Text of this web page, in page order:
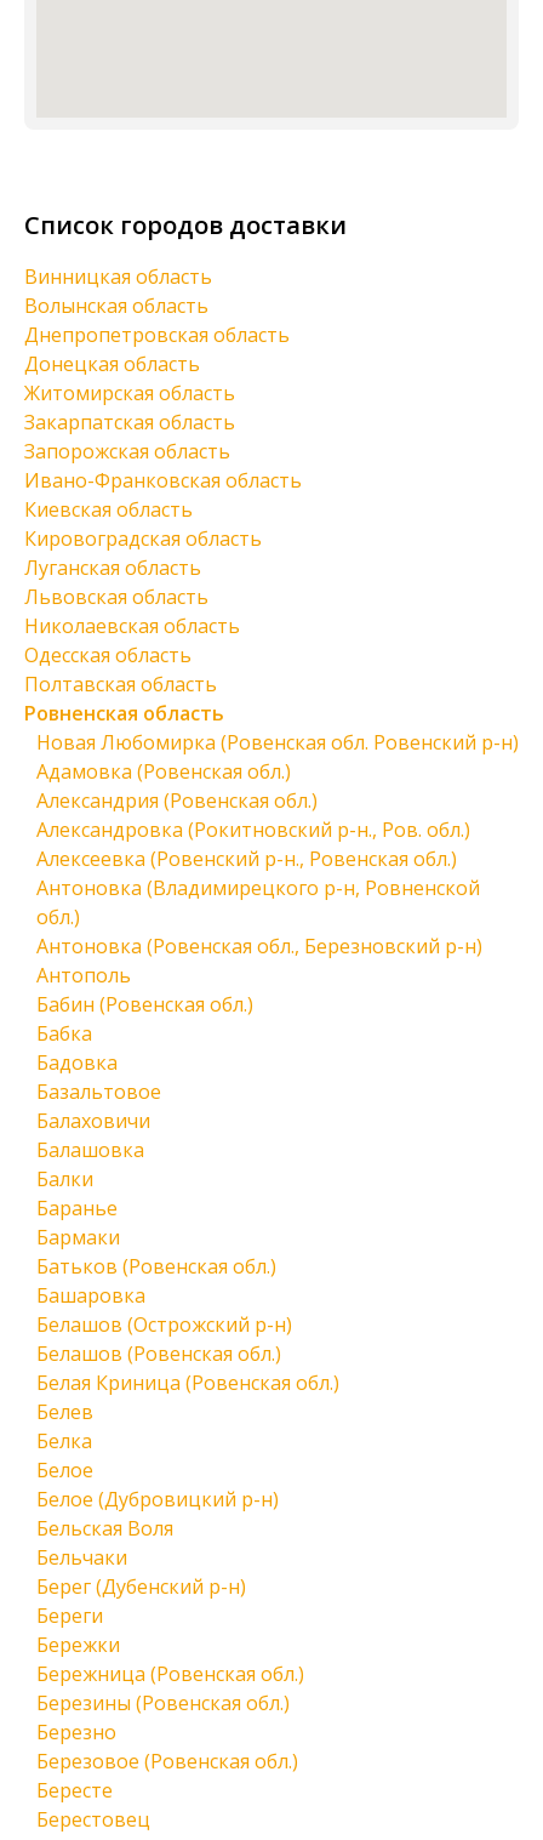
Список городов доставки
Винницкая область
Волынская область
Днепропетровская область
Донецкая область
Житомирская область
Закарпатская область
Запорожская область
Ивано-Франковская область
Киевская область
Кировоградская область
Луганская область
Львовская область
Николаевская область
Одесская область
Полтавская область
Ровненская область
Новая Любомирка (Ровенская обл. Ровенский р-н)
Адамовка (Ровенская обл.)
Александрия (Ровенская обл.)
Александровка (Рокитновский р-н., Ров. обл.)
Алексеевка (Ровенский р-н., Ровенская обл.)
Антоновка (Владимирецкого р-н, Ровненской
обл.)
Антоновка (Ровенская обл., Березновский р-н)
Антополь
Бабин (Ровенская обл.)
Бабка
Бадовка
Базальтовое
Балаховичи
Балашовка
Балки
Баранье
Бармаки
Батьков (Ровенская обл.)
Башаровка
Белашов (Острожский р-н)
Белашов (Ровенская обл.)
Белая Криница (Ровенская обл.)
Белев
Белка
Белое
Белое (Дубровицкий р-н)
Бельская Воля
Бельчаки
Берег (Дубенский р-н)
Береги
Бережки
Бережница (Ровенская обл.)
Березины (Ровенская обл.)
Березно
Березовое (Ровенская обл.)
Бересте
Берестовец